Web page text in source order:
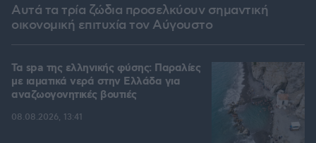
Αυτά τα τρία ζώδια προσελκύουν σημαντική
οικονομική επιτυχία τον Αύγουστο
Τα spa της ελληνικής φύσης: Παραλίες
με ιαματικά νερά στην Ελλάδα για
αναζωογονητικές βουτιές
08.08.2026, 13:41